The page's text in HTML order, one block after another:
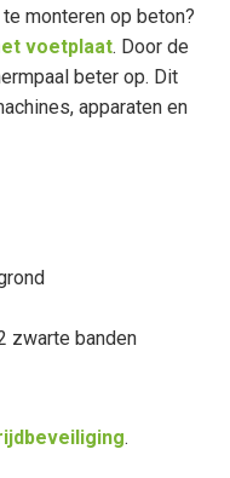
monteren op beton?
voetplaat. Door de
beter op. Dit
apparaten en
zwarte banden
.